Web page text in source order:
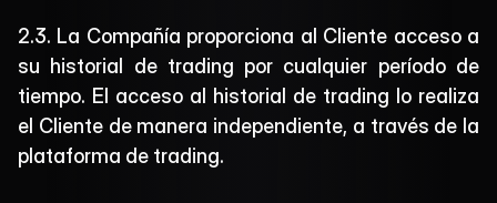
2.3. La Compañía proporciona al Cliente acceso a
su historial de trading por cualquier período de
tiempo. El acceso al historial de trading lo realiza
el Cliente de manera independiente, a través de la
plataforma de trading.